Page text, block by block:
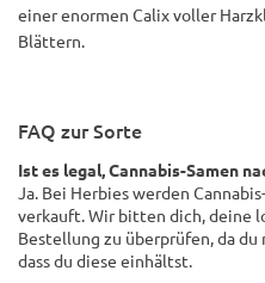
einer enormen Calix voller
Blättern.
FAQ zur Sorte
Ist es legal, Cannabis-Samen
Ja. Bei Herbies werden
verkauft. Wir bitten dich, deine
Bestellung zu überprüfen, da
dass du diese einhältst.